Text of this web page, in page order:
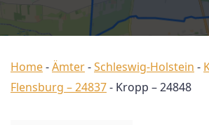
Home-Ämter-Schleswig-Holstein -
Flensburg – 24837- Kropp – 24848